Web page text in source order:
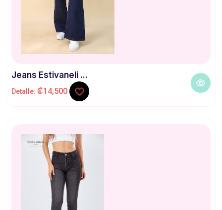
Jeans Estivaneli ...
Detalle: ₡14,500